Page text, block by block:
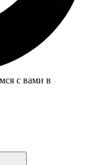
с вами в